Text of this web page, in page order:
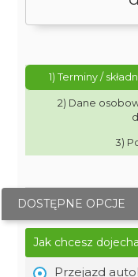
1) Terminy /
2) Dane
3)
DOSTĘPNE OPCJE
Jak chcesz
Przejazd